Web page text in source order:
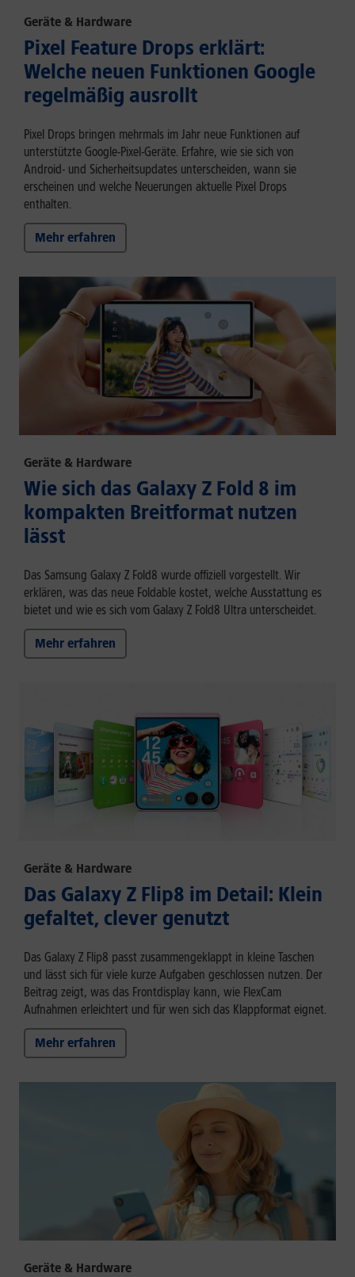
Geräte & Hardware
Pixel Feature Drops erklärt:
Welche neuen Funktionen Google
regelmäßig ausrollt
Pixel Drops bringen mehrmals im Jahr neue Funktionen auf
unterstützte Google-Pixel-Geräte. Erfahre, wie sie sich von
Android- und Sicherheitsupdates unterscheiden, wann sie
erscheinen und welche Neuerungen aktuelle Pixel Drops
enthalten.
Mehr erfahren
Geräte & Hardware
Wie sich das Galaxy Z Fold 8 im
kompakten Breitformat nutzen
lässt
Das Samsung Galaxy Z Fold8 wurde offiziell vorgestellt. Wir
erklären, was das neue Foldable kostet, welche Ausstattung es
bietet und wie es sich vom Galaxy Z Fold8 Ultra unterscheidet.
Mehr erfahren
Geräte & Hardware
Das Galaxy Z Flip8 im Detail: Klein
gefaltet, clever genutzt
Das Galaxy Z Flip8 passt zusammengeklappt in kleine Taschen
und lässt sich für viele kurze Aufgaben geschlossen nutzen. Der
Beitrag zeigt, was das Frontdisplay kann, wie FlexCam
Aufnahmen erleichtert und für wen sich das Klappformat eignet.
Mehr erfahren
Geräte & Hardware